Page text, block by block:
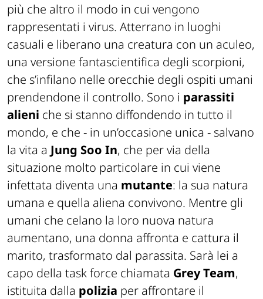
più che altro il modo in cui vengono
rappresentati i virus. Atterrano in luoghi
casuali e liberano una creatura con un aculeo,
una versione fantascientifica degli scorpioni,
che s’infilano nelle orecchie degli ospiti umani
prendendone il controllo. Sono i parassiti
alieni che si stanno diffondendo in tutto il
mondo, e che - in un’occasione unica - salvano
la vita a Jung Soo In, che per via della
situazione molto particolare in cui viene
infettata diventa una mutante: la sua natura
umana e quella aliena convivono. Mentre gli
umani che celano la loro nuova natura
aumentano, una donna affronta e cattura il
marito, trasformato dal parassita. Sarà lei a
capo della task force chiamata Grey Team,
istituita dalla polizia per affrontare il